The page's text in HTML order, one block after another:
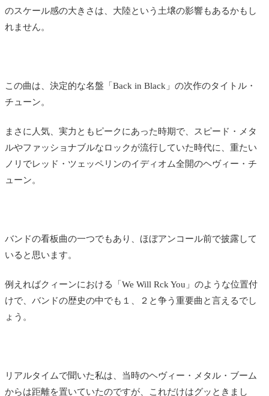
のスケール感の大きさは、大陸という土壌の影響もあるかもし
れません。
この曲は、決定的な名盤「Back in Black」の次作のタイトル・
チューン。
まさに人気、実力ともピークにあった時期で、スピード・メタ
ルやファッショナブルなロックが流行していた時代に、重たい
ノリでレッド・ツェッペリンのイディオム全開のヘヴィー・チ
ューン。
バンドの看板曲の一つでもあり、ほぼアンコール前で披露して
いると思います。
例えればクィーンにおける「We Will Rck You」のような位置付
けで、バンドの歴史の中でも１、２と争う重要曲と言えるでし
ょう。
リアルタイムで聞いた私は、当時のヘヴィー・メタル・ブーム
からは距離を置いていたのですが、これだけはグッときまし